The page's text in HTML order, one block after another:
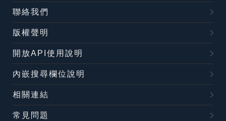
聯絡我們
版權聲明
開放API使用說明
內嵌搜尋欄位說明
相關連結
常見問題